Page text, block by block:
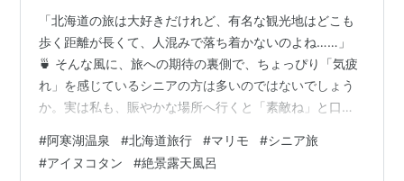
「北海道の旅は大好きだけれど、有名な観光地はどこも
歩く距離が長くて、人混みで落ち着かないのよね……」
🍵 そんな風に、旅への期待の裏側で、ちょっぴり「気疲
れ」を感じているシニアの方は多いのではないでしょう
か。実は私も、賑やかな場所へ行くと「素敵ね」と口で
いかしら」なんて、すぐに椅子を探してしまったりしま
す。 😅 でも、今回ご紹介する**「阿寒湖（あかんこ）温
#阿寒湖温泉 #北海道旅行 #マリモ #シニア旅
#アイヌコタン #絶景露天風呂